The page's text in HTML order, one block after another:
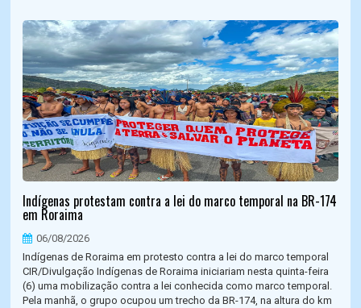
Indígenas protestam contra a lei do marco temporal na BR-174
em Roraima
06/08/2026
Indígenas de Roraima em protesto contra a lei do marco temporal
CIR/Divulgação Indígenas de Roraima iniciariam nesta quinta-feira
(6) uma mobilização contra a lei conhecida como marco temporal.
Pela manhã, o grupo ocupou um trecho da BR-174, na altura do km